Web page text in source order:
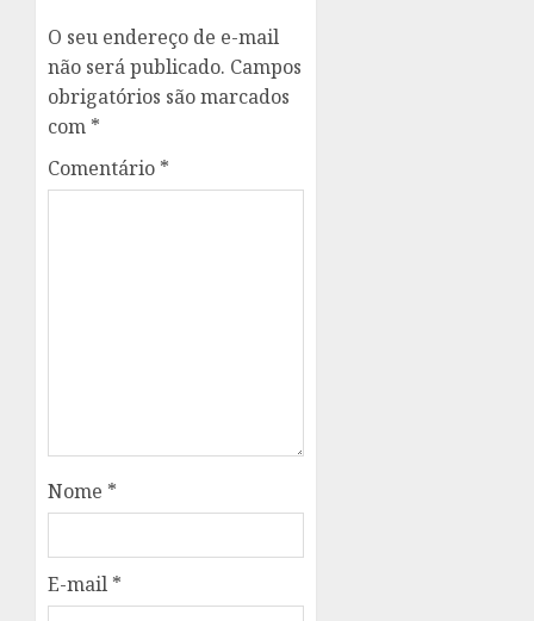
O seu endereço de e-mail
não será publicado. Campos
obrigatórios são marcados
com *
Comentário *
Nome *
E-mail *